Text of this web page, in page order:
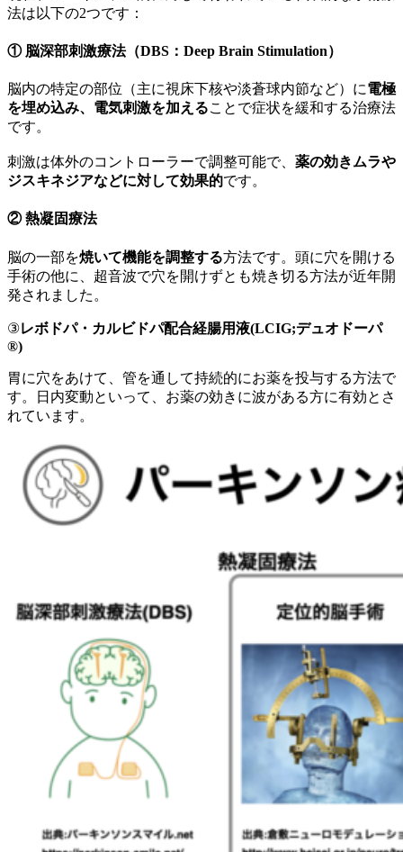
法は以下の2つです：
① 脳深部刺激療法（DBS：Deep Brain Stimulation）
脳内の特定の部位（主に視床下核や淡蒼球内節など）に電極
を埋め込み、電気刺激を加えることで症状を緩和する治療法
です。
刺激は体外のコントローラーで調整可能で、 薬の効きムラや
ジスキネジアなどに対して効果的です。
② 熱凝固療法
脳の一部を焼いて機能を調整する方法です。頭に穴を開ける
手術の他に、超音波で穴を開けずとも焼き切る方法が近年開
発されました。
③レボドパ・カルビドパ配合経腸用液(LCIG;デュオドーパ
®︎)
胃に穴をあけて、管を通して持続的にお薬を投与する方法で
す。日内変動といって、お薬の効きに波がある方に有効とさ
れています。